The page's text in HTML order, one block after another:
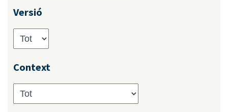
Versió
Context